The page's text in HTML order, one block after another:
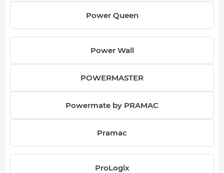
Power Queen
Power Wall
POWERMASTER
Powermate by PRAMAC
Pramac
ProLogix